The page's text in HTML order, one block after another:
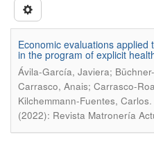
Economic evaluations
in the program of explicit
Ávila-García, Javiera;
Carrasco, Anais; Carrasco-
Kilchemmann-Fuentes, Carlos.
(2022): Revista Matronería